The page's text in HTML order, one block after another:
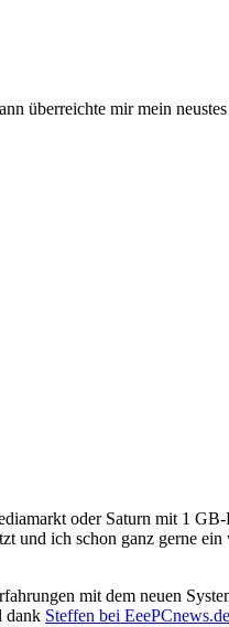
überreichte mir mein
oder Saturn mit 1
und ich schon ganz gerne
mit dem neuen
dank Steffen bei EeePCnews.de